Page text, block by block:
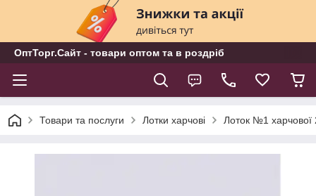
ОптТорг.Сайт - товари оптом та в роздріб
Товари та послуги Лотки харчові Лоток №1 харчової